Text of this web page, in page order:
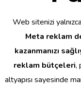
Web sitenizi
Meta reklam
kazanmanızı
reklam bütçeleri,
altyapısı sayesinde